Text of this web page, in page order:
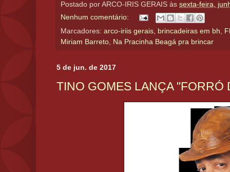
Postado por ARCO-IRIS GERAIS às sexta-feira,
Nenhum comentário:
Marcadores: arco-iriis gerais brincadeiras em bh
Miriam Barreto Na Pracinha Beagá pra brincar
5 de jun. de 2017
TINO GOMES LANÇA "FORRÓ